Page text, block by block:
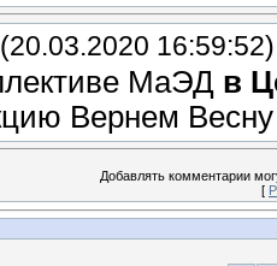
(20.03.2020 16:59:52)
МаЭД в
Вернем Весну
Добавлять комментарии
[